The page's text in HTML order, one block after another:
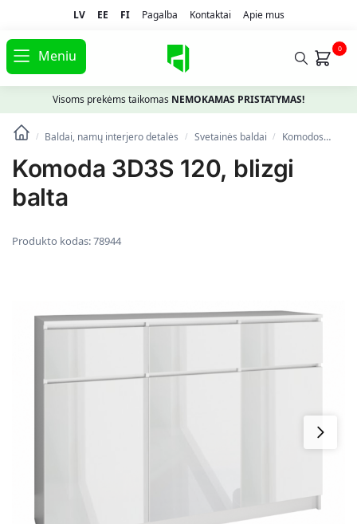
LV EE FI Pagalba Kontaktai Apie mus
Meniu 0
Visoms prekėms taikomas NEMOKAMAS PRISTATYMAS!
/ Baldai, namų interjero detalės / Svetainės baldai / Komodos
Komoda 3D3S 120, blizgi
balta
Produkto kodas:78944